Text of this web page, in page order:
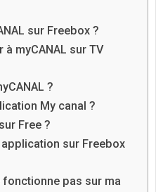
sur Freebox ?
myCANAL sur TV
?
My canal ?
Free ?
sur Freebox
fonctionne pas sur ma